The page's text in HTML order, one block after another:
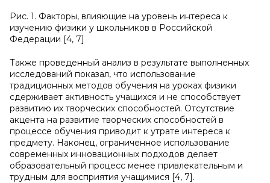
Рис. 1. Факторы, влияющие на уровень интереса к
изучению физики у школьников в Российской
Федерации [4, 7]
Также проведенный анализ в результате выполненных
исследований показал, что использование
традиционных методов обучения на уроках физики
сдерживает активность учащихся и не способствует
развитию их творческих способностей. Отсутствие
акцента на развитие творческих способностей в
процессе обучения приводит к утрате интереса к
предмету. Наконец, ограниченное использование
современных инновационных подходов делает
образовательный процесс менее привлекательным и
трудным для восприятия учащимися [4, 7].